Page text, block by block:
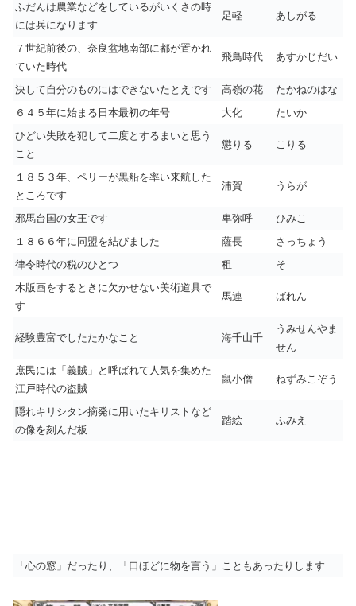
ふだんは農業などをしているがいくさの時
には兵になります
足軽 あしがる
７世紀前後の、奈良盆地南部に都が置かれ
ていた時代
飛鳥時代 あすかじだい
決して自分のものにはできないたとえです 高嶺の花
たかねのはな
６４５年に始まる日本最初の年号
大化
たいか
ひどい失敗を犯して二度とするまいと思う
こと
懲りる こりる
１８５３年、ペリーが黒船を率い来航した
ところです
浦賀 うらが
邪馬台国の女王です 卑弥呼
ひみこ
１８６６年に同盟を結びました
薩長
さっちょう
律令時代の税のひとつ
租
そ
木版画をするときに欠かせない美術道具で
す
馬連 ばれん
経験豊富でしたたかなこと 海千山千
うみせんやま
せん
庶民には「義賊」と呼ばれて人気を集めた
江戸時代の盗賊
鼠小僧 ねずみこぞう
隠れキリシタン摘発に用いたキリストなど
の像を刻んだ板
踏絵 ふみえ
「心の窓」だったり、「口ほどに物を言う」こともあったりします